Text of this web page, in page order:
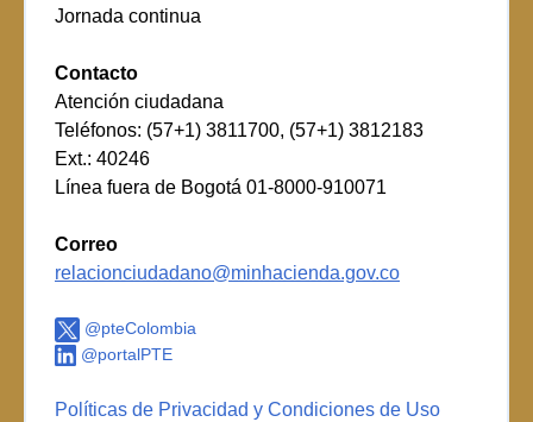
Jornada continua
Contacto
Atención ciudadana
Teléfonos: (57+1) 3811700, (57+1) 3812183
Ext.: 40246
Línea fuera de Bogotá 01-8000-910071
Correo
relacionciudadano@minhacienda.gov.co
@pteColombia
@portalPTE
Políticas de Privacidad y Condiciones de Uso